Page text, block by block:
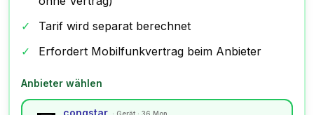
✓
Tarif wird separat berechnet
✓
Erfordert Mobilfunkvertrag beim Anbieter
Anbieter wählen
congstar